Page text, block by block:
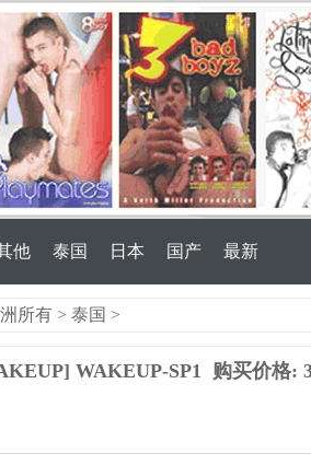
他 泰国 日本 国产 最新
所有 > 泰国 >
WAKEUP-SP1 购买价格: